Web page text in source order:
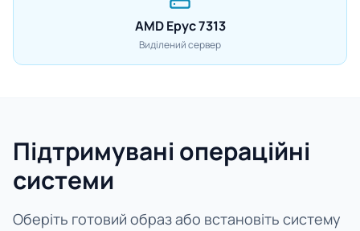
AMD Epyc 7313
Виділений сервер
Підтримувані операційні
системи
Оберіть готовий образ або встановіть систему